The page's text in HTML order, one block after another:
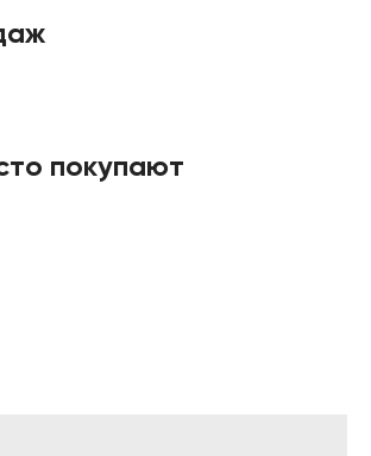
покупают